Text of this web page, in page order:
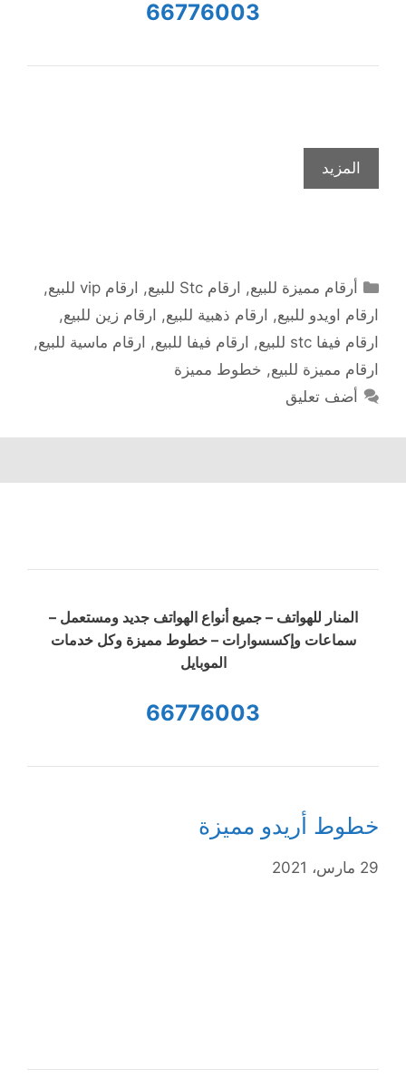
66776003
المزيد
التصنيفات
أرقام مميزة للبيع, ارقام Stc للبيع , ارقام vip للبيع
,
ارقام اويدو للبيع, ارقام ذهبية للبيع, ارقام زين للبيع,
ارقام فيفا stc للبيع
, ارقام فيفا للبيع, ارقام ماسية للبيع,
ارقام مميزة للبيع, خطوط مميزة
أضف تعليق
المنار للهواتف – جميع أنواع الهواتف جديد ومستعمل –
سماعات وإكسسوارات – خطوط مميزة وكل خدمات
الموبايل
66776003
خطوط أريدو مميزة
29 مارس، 2021